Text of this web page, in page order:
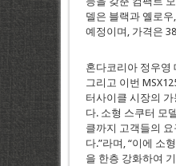
델은 블랙과 옐로
예정이며, 가격은
혼다코리아 정우영
그리고 이번
터사이클 시장의
다. 소형 스쿠터 모
클까지 고객들의
다.”라며, “이에 소
을 한층 강화하여